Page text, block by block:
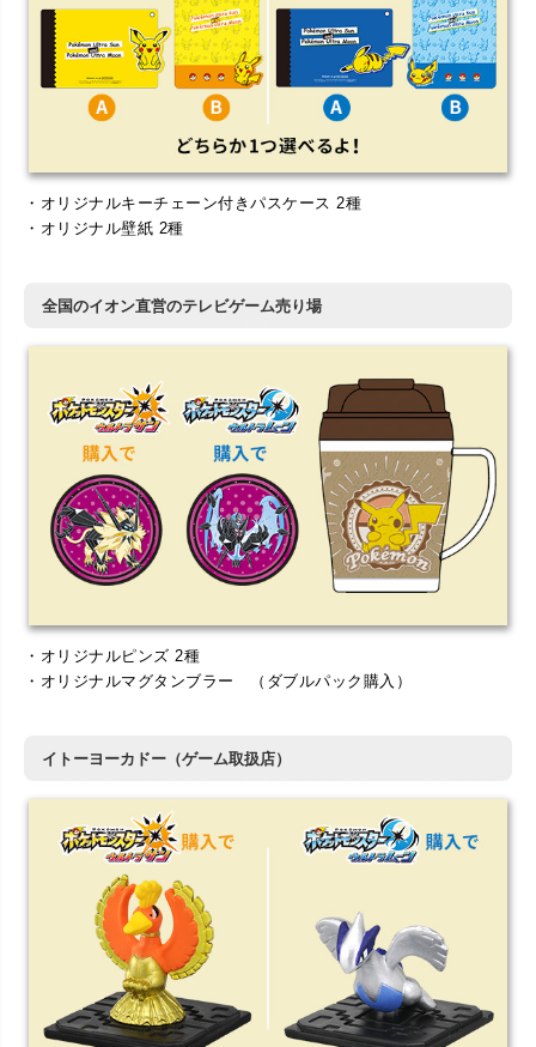
・オリジナルキーチェーン付きパスケース 2種
・オリジナル壁紙 2種
全国のイオン直営のテレビゲーム売り場
・オリジナルピンズ 2種
・オリジナルマグタンブラー （ダブルパック購入）
イトーヨーカドー（ゲーム取扱店）